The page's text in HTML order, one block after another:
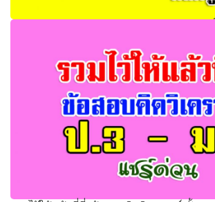
คลังเก็บ ข้อสอบ 8 กลุ่มสาระหลักสูตร 2551 ชั้
ดาวน์โหลดด่วนคลิกที่นี่